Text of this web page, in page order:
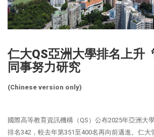
仁大QS亞洲大學排名上升
同事努力研究
(Chinese version only)
國際高等教育資訊機構（QS）公布2025年亞洲大
排名342，較去年第351至400名再向前邁進。仁大